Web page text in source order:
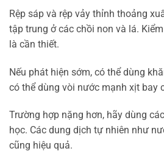
Rệp sáp và rệp vảy thỉnh thoảng
tập trung ở các chồi non và lá.
là cần thiết.
Nếu phát hiện sớm, có thể dùng
có thể dùng vòi nước mạnh xịt bay
Trường hợp nặng hơn, hãy dùng
học. Các dung dịch tự nhiên như
cũng hiệu quả.